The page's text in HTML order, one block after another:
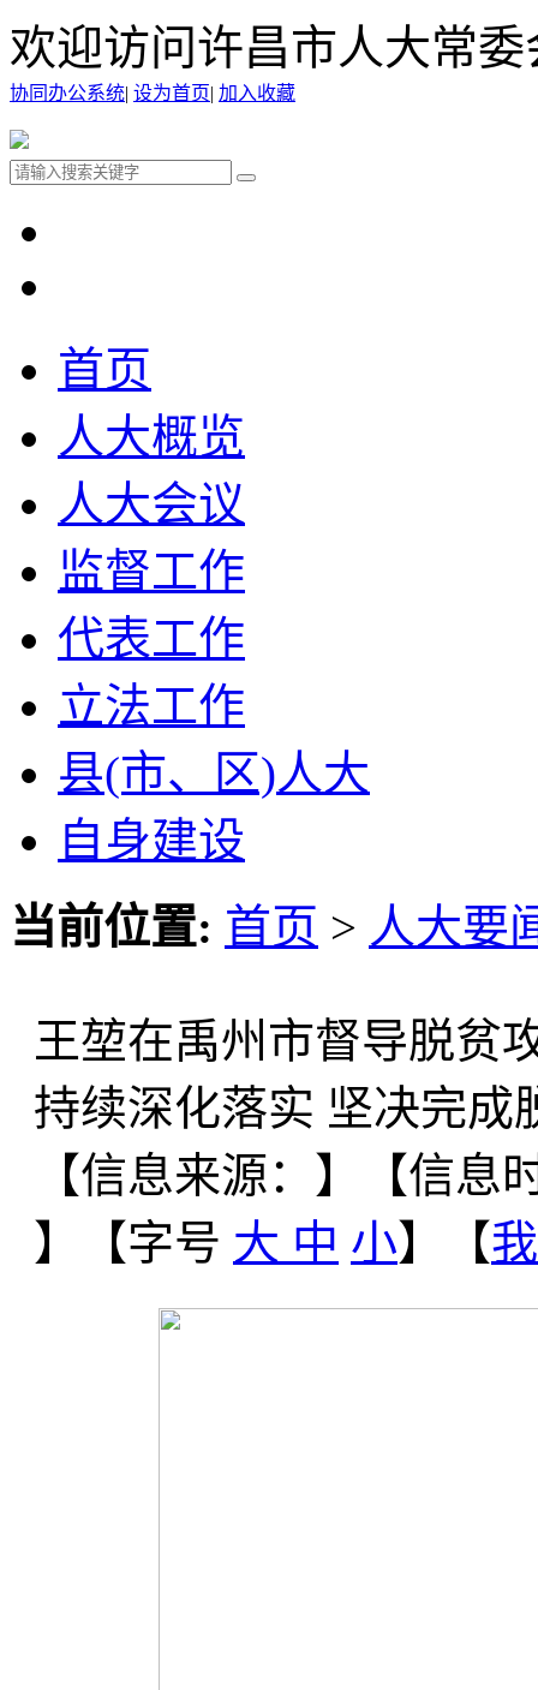
欢迎访问许昌市人大常
协同办公系统| 设为首页| 加入收藏
首页
人大概览
人大会议
监督工作
代表工作
立法工作
县(市、区)人大
自身建设
当前位置: 首页 > 人大要
王堃在禹州市督导脱贫
持续深化落实 坚决完成
【信息来源： 】
【信息
】【字号 大 中 小】【